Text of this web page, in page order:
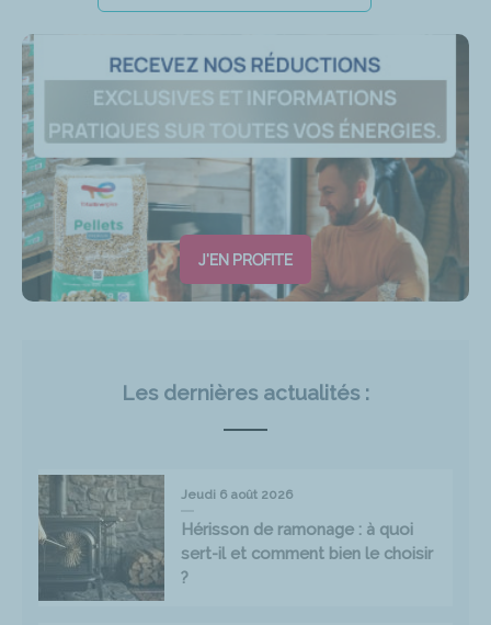
J'EN PROFITE
Les dernières actualités :
Jeudi 6 août 2026
Hérisson de ramonage : à quoi
sert-il et comment bien le choisir
?